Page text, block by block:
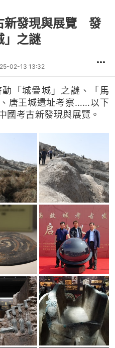
新發現與展覽 發
」之謎
02-13 13:32
「城疊城」之謎、「馬
唐王城遺址考察……以下
國考古新發現與展覽。